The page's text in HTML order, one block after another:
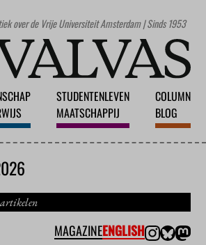
over de Vrije Universiteit Amsterdam | Sinds 1953
STUDENTENLEVEN
MAATSCHAPPIJ
COLUMN
BLOG
MAGAZINEENGLISH